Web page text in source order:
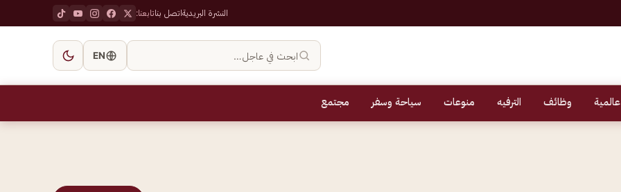
النشرة البريديةاتصل بناتابعنا:
ابحث في عاجل… EN
وظائف الترفيه منوعات سياحة وسفر مجتمع